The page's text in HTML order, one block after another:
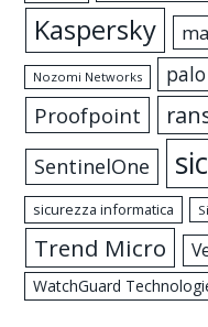
Kaspersky
Nozomi Networks
Proofpoint
SentinelOne
sicurezza informatica
Trend Micro
WatchGuard